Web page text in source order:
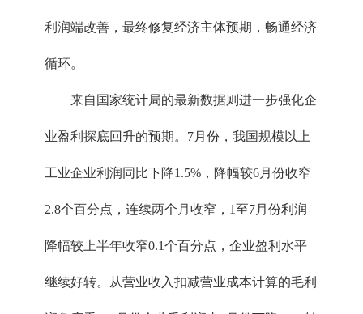
利润端改善，最终修复经济主体预期，畅通经济
循环。
来自国家统计局的最新数据则进一步强化企
业盈利探底回升的预期。7月份，我国规模以上
工业企业利润同比下降1.5%，降幅较6月份收窄
2.8个百分点，连续两个月收窄，1至7月份利润
降幅较上半年收窄0.1个百分点，企业盈利水平
继续好转。从营业收入扣减营业成本计算的毛利